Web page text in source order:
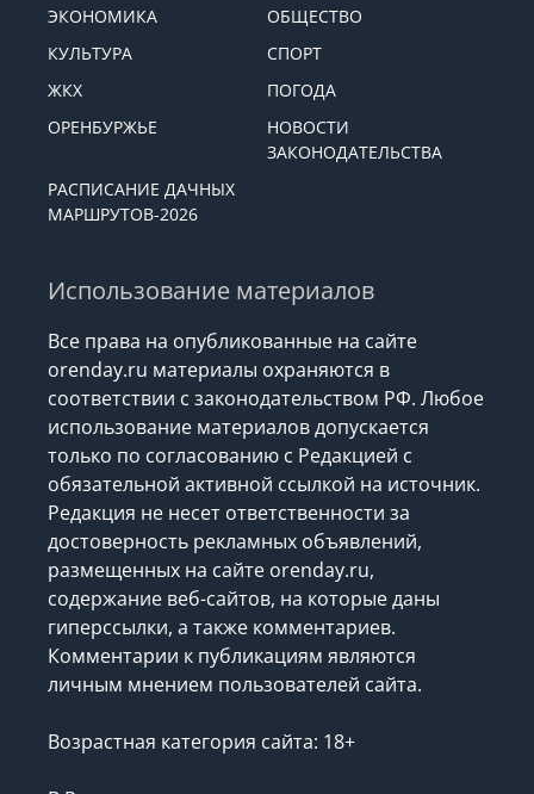
ЭКОНОМИКА
ОБЩЕСТВО
КУЛЬТУРА
СПОРТ
ЖКХ
ПОГОДА
ОРЕНБУРЖЬЕ
НОВОСТИ
ЗАКОНОДАТЕЛЬСТВА
РАСПИСАНИЕ ДАЧНЫХ
МАРШРУТОВ-2026
Использование материалов
Все права на опубликованные на сайте
orenday.ru материалы охраняются в
соответствии с законодательством РФ. Любое
использование материалов допускается
только по согласованию с Редакцией с
обязательной активной ссылкой на источник.
Редакция не несет ответственности за
достоверность рекламных объявлений,
размещенных на сайте orenday.ru,
содержание веб-сайтов, на которые даны
гиперссылки, а также комментариев.
Комментарии к публикациям являются
личным мнением пользователей сайта.
Возрастная категория сайта: 18+